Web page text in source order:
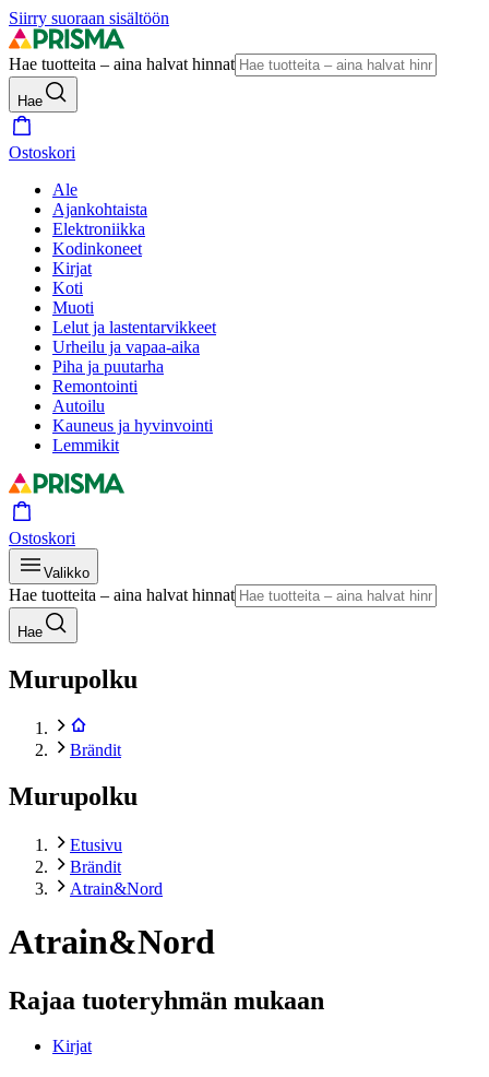
Siirry suoraan sisältöön
Hae tuotteita – aina halvat hinnat
Hae
Ostoskori
Ale
Ajankohtaista
Elektroniikka
Kodinkoneet
Kirjat
Koti
Muoti
Lelut ja lastentarvikkeet
Urheilu ja vapaa-aika
Piha ja puutarha
Remontointi
Autoilu
Kauneus ja hyvinvointi
Lemmikit
Ostoskori
Valikko
Hae tuotteita – aina halvat hinnat
Hae
Murupolku
Brändit
Murupolku
Etusivu
Brändit
Atrain&Nord
Atrain&Nord
Rajaa tuoteryhmän mukaan
Kirjat